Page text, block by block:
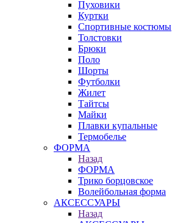
Пуховики
Куртки
Спортивные костюмы
Толстовки
Брюки
Поло
Шорты
Футболки
Жилет
Тайтсы
Майки
Плавки купальные
Термобелье
ФОРМА
Назад
ФОРМА
Трико борцовское
Волейбольная форма
АКСЕССУАРЫ
Назад